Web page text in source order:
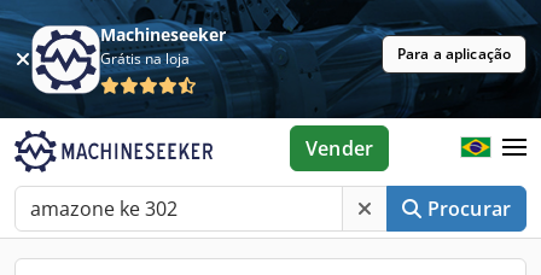
Machineseeker
Grátis na loja Para a aplicação
Procurar
Vender